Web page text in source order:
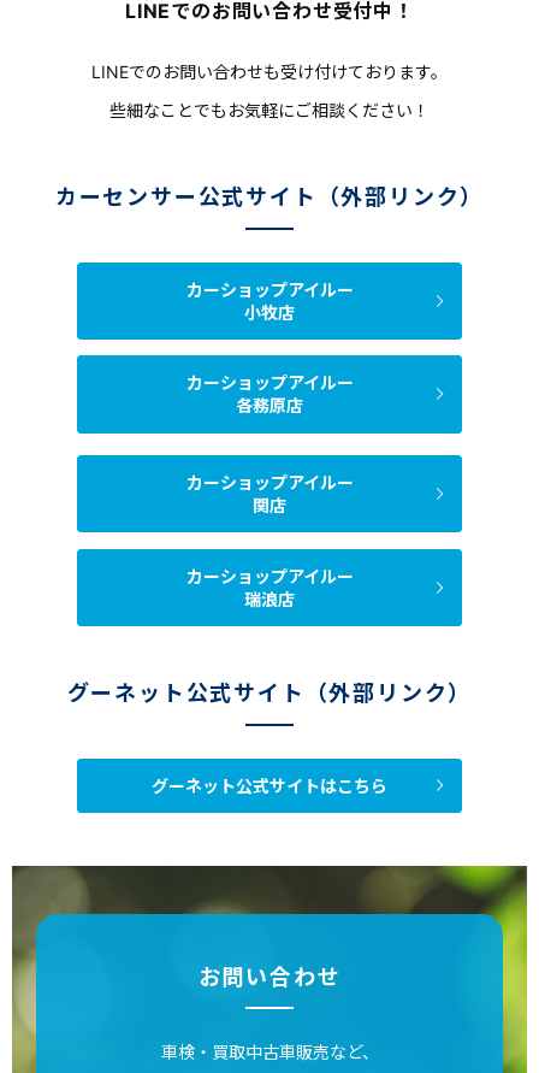
LINEでのお問い合わせ受付中！
LINEでのお問い合わせも受け付けております。
些細なことでもお気軽にご相談ください！
カーセンサー公式サイト（外部リンク）
カーショップアイルー
小牧店
カーショップアイルー
各務原店
カーショップアイルー
関店
カーショップアイルー
瑞浪店
グーネット公式サイト（外部リンク）
グーネット公式サイトはこちら
お問い合わせ
車検・買取中古車販売など、